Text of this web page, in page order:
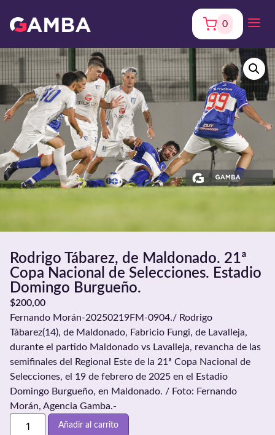
0
Rodrigo Tábarez, de Maldonado. 21ª
Copa Nacional de Selecciones. Estadio
Domingo Burgueño.
$200,00
Fernando Morán-20250219FM-0904./ Rodrigo
Tábarez(14), de Maldonado, Fabricio Fungi, de Lavalleja,
durante el partido Maldonado vs Lavalleja, revancha de las
semifinales del Regional Este de la 21ª Copa Nacional de
Selecciones, el 19 de febrero de 2025 en el Estadio
Domingo Burgueño, en Maldonado. / Foto: Fernando
Morán, Agencia Gamba.-
Añadir al carrito